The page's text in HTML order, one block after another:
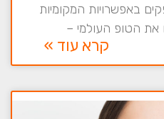
באפשרויות המקומיות
הטופ העולמי –
קרא עוד »